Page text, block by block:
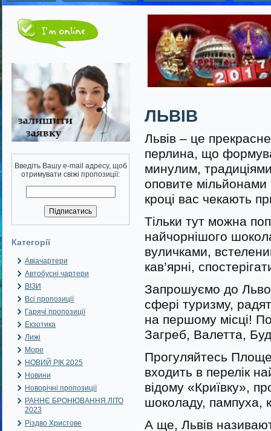
Введіть Вашу e-mail адресу, щоб
отримувати свіжі пропозиції:
Категорії
Авіачартери
Автобусні чартери
ВІЗИ
Всі пропозиції
Гарячі пропозиції
Екзотика
Лижі
Море
НОВИЙ РІК 2025
Новини
Новорічні пропозиції
РАННЄ БРОНЮВАННЯ ЛІТО
2023
Різдво Христове
ЛЬВІВ
Львів – це
перлина, що
минулим,
оповите
кроці вас чекають
Тільки тут можна
найчорнішого
вуличками,
кав’ярні,
Запрошуємо до
сфері туризму,
на першому місці!
Загреб, Валетта,
Прогуляйтесь
входить в перелік
відому «Криївку»,
шоколаду, пампуха,
А ще, Львів